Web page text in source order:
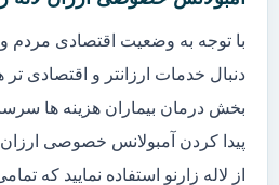
با توجه به وضعیت اقتصادی مردم و
دنبال خدمات ارزانتر و اقتصادی
بخش درمان بیماران هزینه ها
پیدا کردن آمبولانس خصوصی ارزان
از لاله زارنو استفاده نمایید که